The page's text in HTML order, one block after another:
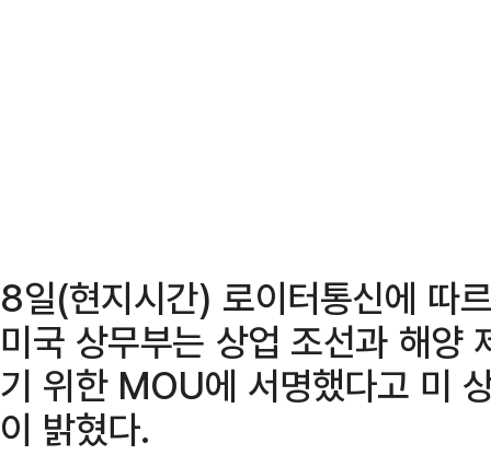
8일(현지시간) 로이터통신에 따
미국 상무부는 상업 조선과 해양
기 위한 MOU에 서명했다고 미
이 밝혔다.